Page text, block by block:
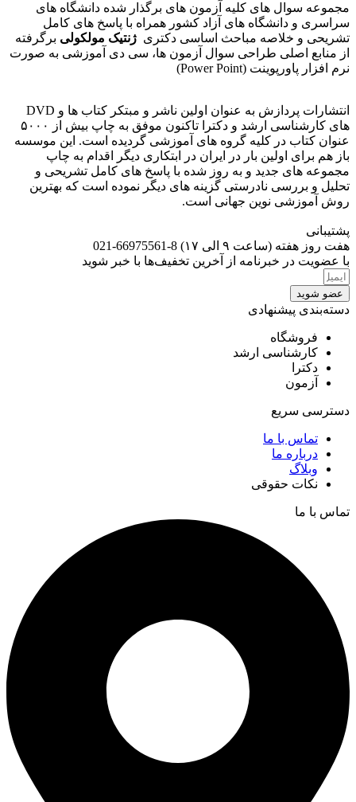
مجموعه سوال های کلیه آزمون های برگذار شده دانشگاه های
سراسری و دانشگاه های آزاد کشور همراه با پاسخ های کامل
تشریحی و خلاصه مباحث اساسی دکتری ژنتیک مولکولی برگرفته
از منابع اصلی طراحی سوال آزمون ها، سی دی آموزشی به صورت
نرم افزار پاورپوینت (Power Point)
انتشارات پردازش به عنوان اولین ناشر و مبتکر کتاب ها و DVD
های کارشناسی ارشد و دکترا تاکنون موفق به چاپ بیش از ۵۰۰۰
عنوان کتاب در کلیه گروه های آموزشی گردیده است. این موسسه
باز هم برای اولین بار در ایران در ابتکاری دیگر اقدام به چاپ
مجموعه های جدید و به روز شده با پاسخ های کامل تشریحی و
تحلیل و بررسی نادرستی گزینه های دیگر نموده است که بهترین
روش آموزشی نوین جهانی است.
پشتیبانی
هفت روز هفته (ساعت ۹ الی ۱۷) 8-66975561-021
با عضویت در خبرنامه از آخرین تخفیف‌ها با خبر شوید
عضو شوید
دسته‌بندی پیشنهادی
فروشگاه
کارشناسی ارشد
دکترا
آزمون
دسترسی سریع
تماس با ما
درباره ما
وبلاگ
نکات حقوقی
تماس با ما